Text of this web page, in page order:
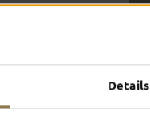
Details
FULDA AN